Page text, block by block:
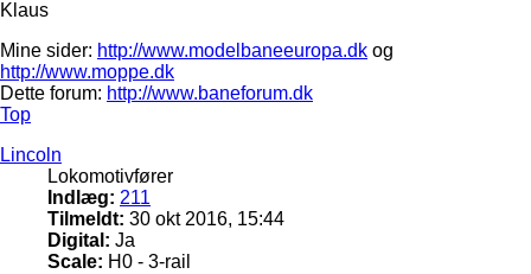
Klaus
Mine sider: http://www.modelbaneeuropa.dk og
http://www.moppe.dk
Dette forum: http://www.baneforum.dk
Top
Lincoln
Lokomotivfører
Indlæg: 211
Tilmeldt: 30 okt 2016, 15:44
Digital: Ja
Scale: H0 - 3-rail